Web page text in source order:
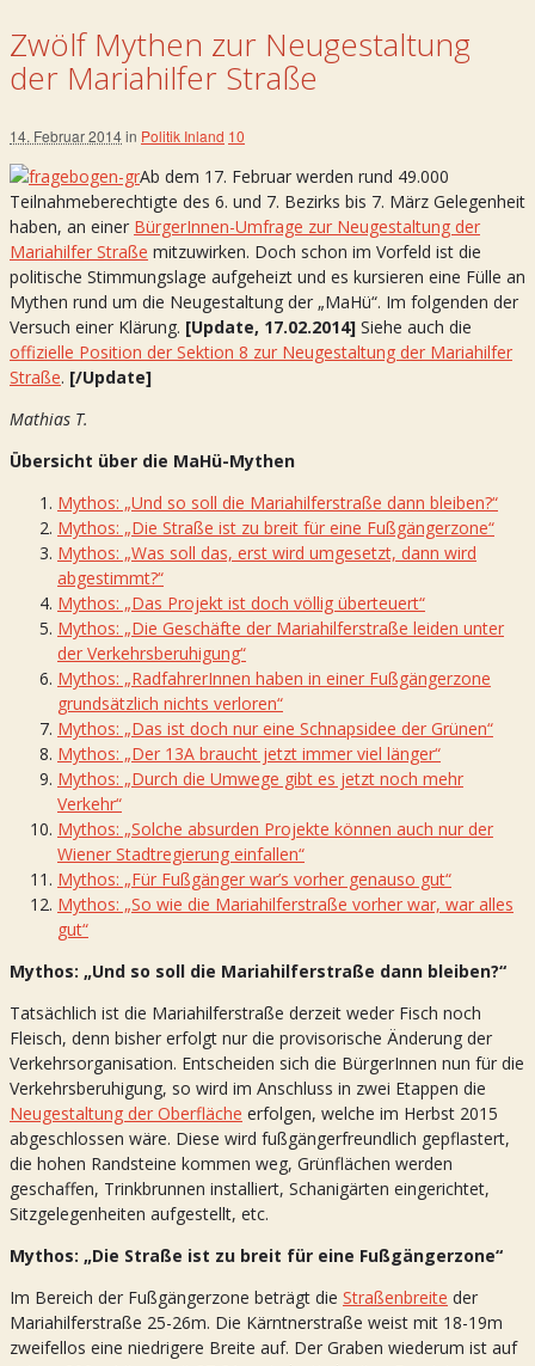
Zwölf Mythen zur Neugestaltung
der Mariahilfer Straße
14. Februar 2014in Politik Inland 10
Ab dem 17. Februar werden rund 49.000
Teilnahmeberechtigte des 6. und 7. Bezirks bis 7. März Gelegenheit
haben, an einer BürgerInnen-Umfrage zur Neugestaltung der
Mariahilfer Straße mitzuwirken. Doch schon im Vorfeld ist die
politische Stimmungslage aufgeheizt und es kursieren eine Fülle an
Mythen rund um die Neugestaltung der „MaHü“. Im folgenden der
Versuch einer Klärung. [Update, 17.02.2014] Siehe auch die
offizielle Position der Sektion 8 zur Neugestaltung der Mariahilfer
Straße. [/Update]
Mathias T.
Übersicht über die MaHü-Mythen
Mythos: „Und so soll die Mariahilferstraße dann bleiben?“
Mythos: „Die Straße ist zu breit für eine Fußgängerzone“
Mythos: „Was soll das, erst wird umgesetzt, dann wird
abgestimmt?“
Mythos: „Das Projekt ist doch völlig überteuert“
Mythos: „Die Geschäfte der Mariahilferstraße leiden unter
der Verkehrsberuhigung“
Mythos: „RadfahrerInnen haben in einer Fußgängerzone
grundsätzlich nichts verloren“
Mythos: „Das ist doch nur eine Schnapsidee der Grünen“
Mythos: „Der 13A braucht jetzt immer viel länger“
Mythos: „Durch die Umwege gibt es jetzt noch mehr
Verkehr“
Mythos: „Solche absurden Projekte können auch nur der
Wiener Stadtregierung einfallen“
Mythos: „Für Fußgänger war’s vorher genauso gut“
Mythos: „So wie die Mariahilferstraße vorher war, war alles
gut“
Mythos: „Und so soll die Mariahilferstraße dann bleiben?“
Tatsächlich ist die Mariahilferstraße derzeit weder Fisch noch
Fleisch, denn bisher erfolgt nur die provisorische Änderung der
Verkehrsorganisation. Entscheiden sich die BürgerInnen nun für die
Verkehrsberuhigung, so wird im Anschluss in zwei Etappen die
Neugestaltung der Oberfläche erfolgen, welche im Herbst 2015
abgeschlossen wäre. Diese wird fußgängerfreundlich gepflastert,
die hohen Randsteine kommen weg, Grünflächen werden
geschaffen, Trinkbrunnen installiert, Schanigärten eingerichtet,
Sitzgelegenheiten aufgestellt, etc.
Mythos: „Die Straße ist zu breit für eine Fußgängerzone“
Im Bereich der Fußgängerzone beträgt die Straßenbreite der
Mariahilferstraße 25-26m. Die Kärntnerstraße weist mit 18-19m
zweifellos eine niedrigere Breite auf. Der Graben wiederum ist auf